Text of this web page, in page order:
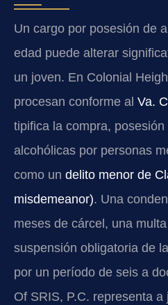
Un cargo por posesión de
edad puede alterar
un joven. En Colonial
procesan conforme al Va.
tipifica la compra,
alcohólicas por personas
como un delito menor de
misdemeanor). Una
meses de cárcel, una
suspensión obligatoria de
por un período de seis a
Of SRIS, P.C. representa